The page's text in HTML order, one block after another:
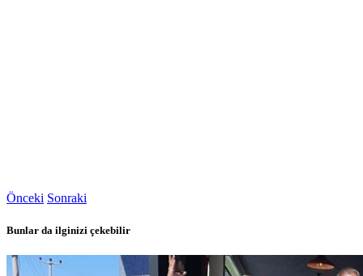
Önceki Sonraki
Bunlar da ilginizi çekebilir